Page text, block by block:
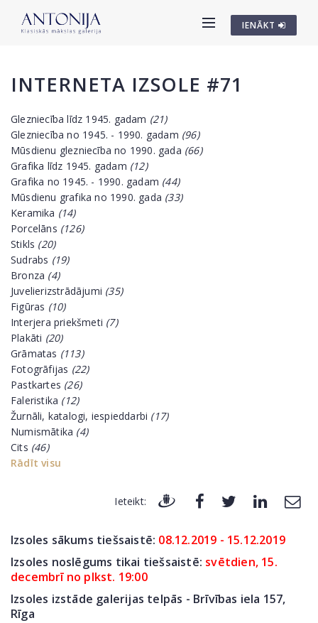
IENĀKT
INTERNETA IZSOLE #71
Glezniecība līdz 1945. gadam (21)
Glezniecība no 1945. - 1990. gadam (96)
Mūsdienu glezniecība no 1990. gada (66)
Grafika līdz 1945. gadam (12)
Grafika no 1945. - 1990. gadam (44)
Mūsdienu grafika no 1990. gada (33)
Keramika (14)
Porcelāns (126)
Stikls (20)
Sudrabs (19)
Bronza (4)
Juvelierizstrādājumi (35)
Figūras (10)
Interjera priekšmeti (7)
Plakāti (20)
Grāmatas (113)
Fotogrāfijas (22)
Pastkartes (26)
Faleristika (12)
Žurnāli, katalogi, iespieddarbi (17)
Numismātika (4)
Cits (46)
Rādīt visu
Ieteikt:
Izsoles sākums tiešsaistē: 08.12.2019 - 15.12.2019
Izsoles noslēgums tikai tiešsaistē: svētdien, 15.
decembrī no plkst. 19:00
Izsoles izstāde galerijas telpās - Brīvības iela 157,
Rīga